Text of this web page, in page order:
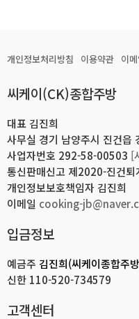
개인정보처리방침 이용약관 이
씨케이(CK)종합주방
대표 김진희
사무실 경기 남양주시 진건
사업자번호 292-58-00503 [
통신판매신고 제2020-진건
개인정보보호책임자 김진희
이메일 cooking-
입금정보
예금주 김진희(씨케이종합주
신한 110-520-734579
고객센터